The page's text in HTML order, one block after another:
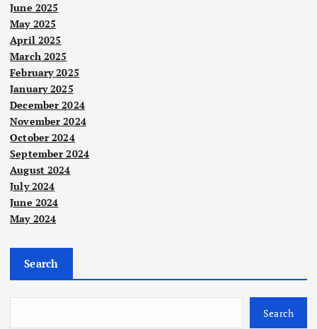
June 2025
May 2025
April 2025
March 2025
February 2025
January 2025
December 2024
November 2024
October 2024
September 2024
August 2024
July 2024
June 2024
May 2024
Search
Search
Nasi
pelu
ang
Nege Berit
Utam
Polit